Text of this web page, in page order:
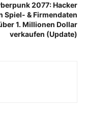
2077: Hacker
Spiel- & Firmendaten
1. Millionen Dollar
verkaufen (Update)